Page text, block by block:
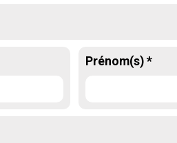
Prénom(s) *